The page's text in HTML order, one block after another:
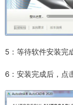
5：等待软件安装完
6：安装完成后，点